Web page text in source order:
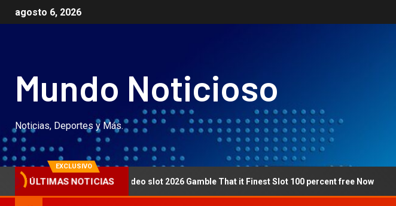
agosto 6, 2026
Mundo Noticioso
Noticias, Deportes y Más.
EXCLUSIVO
ÚLTIMAS NOTICIAS
Woman Video slot 2026 Gamble That it Finest Slot 100 percent free Now